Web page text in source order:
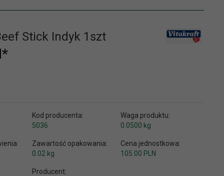
Stick Indyk 1szt
Kod producenta:
5036
Waga produktu:
0.0500 kg
Zawartość opakowania:
0.02 kg
Cena jednostkowa:
105.00 PLN
Producent: